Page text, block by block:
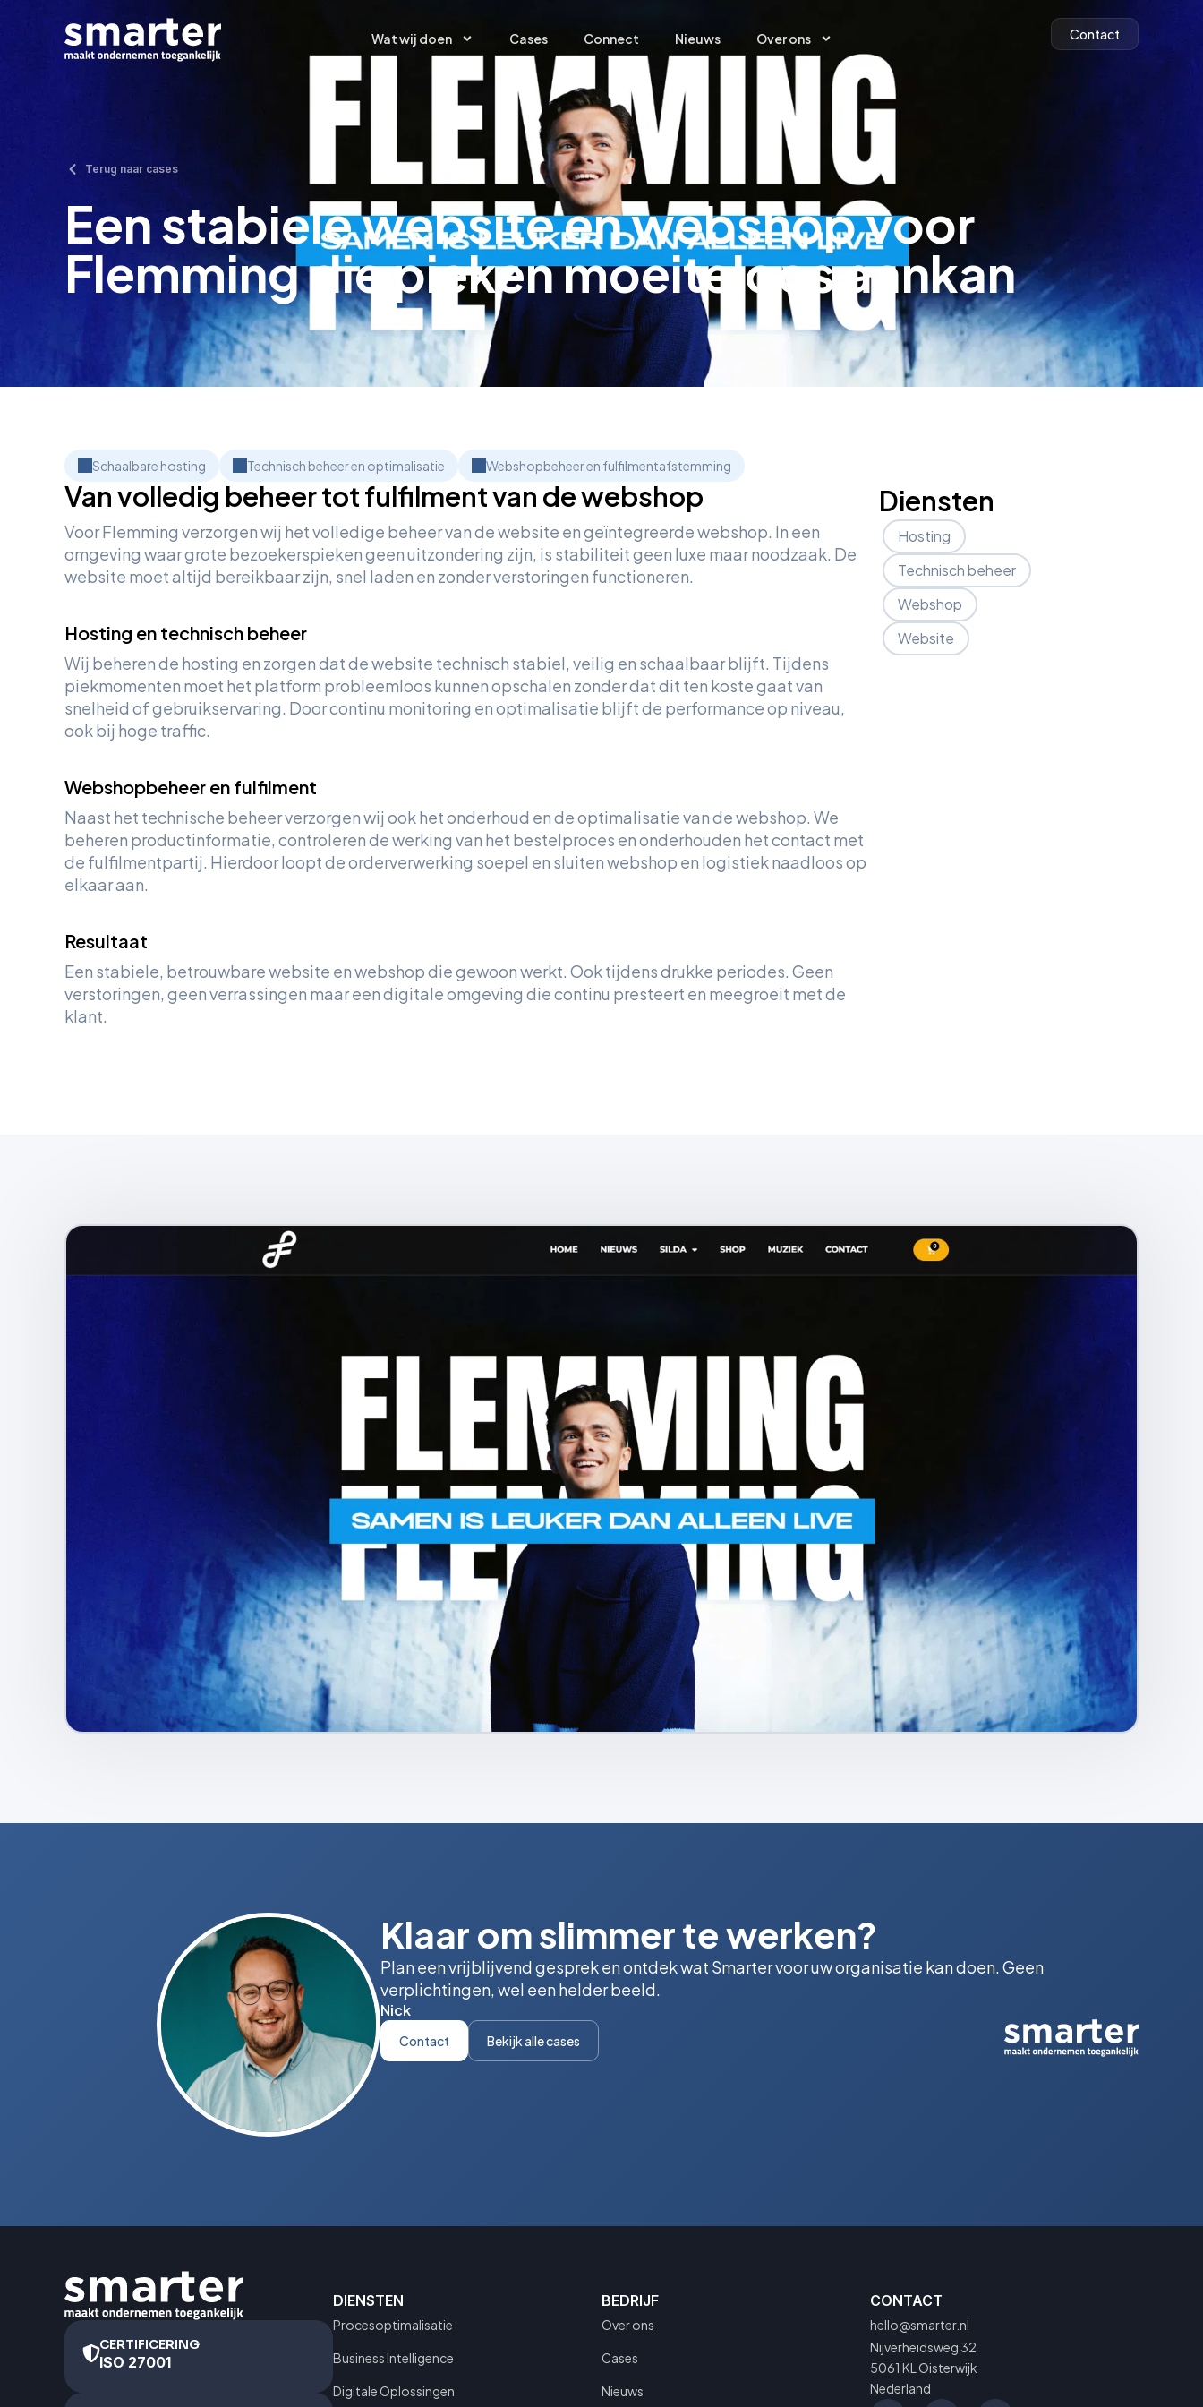
Wat wij doen Cases Connect Nieuws Over ons Contact
Contact
Terug naar cases
Een stabiele website en webshop voor
Flemming die pieken moeiteloos aankan
Schaalbare hosting Technisch beheer en optimalisatie Webshopbeheer en fulfilmentafstemming
Van volledig beheer tot fulfilment van de webshop
Voor Flemming verzorgen wij het volledige beheer van de website en geïntegreerde webshop. In een
omgeving waar grote bezoekerspieken geen uitzondering zijn, is stabiliteit geen luxe maar noodzaak. De
website moet altijd bereikbaar zijn, snel laden en zonder verstoringen functioneren.
Hosting en technisch beheer
Wij beheren de hosting en zorgen dat de website technisch stabiel, veilig en schaalbaar blijft. Tijdens
piekmomenten moet het platform probleemloos kunnen opschalen zonder dat dit ten koste gaat van
snelheid of gebruikservaring. Door continu monitoring en optimalisatie blijft de performance op niveau,
ook bij hoge traffic.
Webshopbeheer en fulfilment
Naast het technische beheer verzorgen wij ook het onderhoud en de optimalisatie van de webshop. We
beheren productinformatie, controleren de werking van het bestelproces en onderhouden het contact met
de fulfilmentpartij. Hierdoor loopt de orderverwerking soepel en sluiten webshop en logistiek naadloos op
elkaar aan.
Resultaat
Een stabiele, betrouwbare website en webshop die gewoon werkt. Ook tijdens drukke periodes. Geen
verstoringen, geen verrassingen maar een digitale omgeving die continu presteert en meegroeit met de
klant.
Diensten
Hosting
Technisch beheer
Webshop
Website
Klaar om slimmer te werken?
Plan een vrijblijvend gesprek en ontdek wat Smarter voor uw organisatie kan doen. Geen
verplichtingen, wel een helder beeld.
Nick
Contact Bekijk alle cases
CERTIFICERING
ISO 27001
DIENSTEN
Procesoptimalisatie
Business Intelligence
Digitale Oplossingen
BEDRIJF
Over ons
Cases
Nieuws
CONTACT
hello@smarter.nl
Nijverheidsweg 32
5061 KL Oisterwijk
Nederland